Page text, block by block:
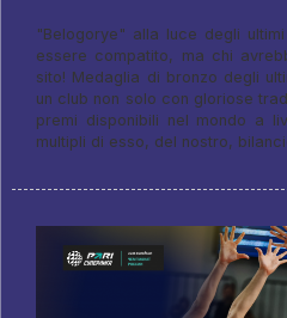
"Belogorye" alla luce degli
essere compatito, ma chi
sito! Medaglia di bronzo degli
un club non solo con gloriose
premi disponibili nel mondo a
multipli di esso, del nostro,